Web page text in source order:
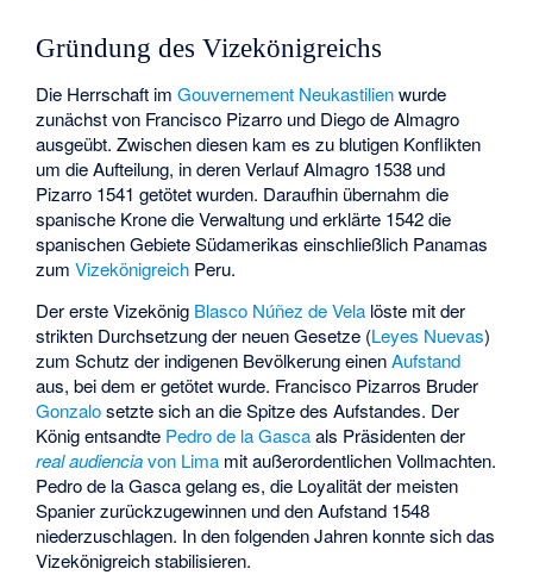
Gründung des Vizekönigreichs
Die Herrschaft imGouvernement Neukastilienwurde
zunächst von Francisco Pizarro und Diego de Almagro
ausgeübt. Zwischen diesen kam es zu blutigen Konflikten
um die Aufteilung, in deren Verlauf Almagro 1538 und
Pizarro 1541 getötet wurden. Daraufhin übernahm die
spanische Krone die Verwaltung und erklärte 1542 die
spanischen Gebiete Südamerikas einschließlich Panamas
zumVizekönigreich Peru.
Der erste Vizekönig Blasco Núñez de Vela löste mit der
strikten Durchsetzung der neuen Gesetze (Leyes Nuevas)
zum Schutz der indigenen Bevölkerung einenAufstand
aus, bei dem er getötet wurde. Francisco Pizarros Bruder
Gonzalosetzte sich an die Spitze des Aufstandes. Der
König entsandte Pedro de la Gascaals Präsidenten der
real audienciavon Lima mit außerordentlichen Vollmachten.
Pedro de la Gasca gelang es, die Loyalität der meisten
Spanier zurückzugewinnen und den Aufstand 1548
niederzuschlagen. In den folgenden Jahren konnte sich das
Vizekönigreich stabilisieren.